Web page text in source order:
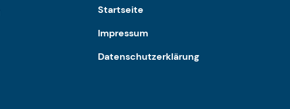
Startseite
Impressum
Datenschutzerklärung